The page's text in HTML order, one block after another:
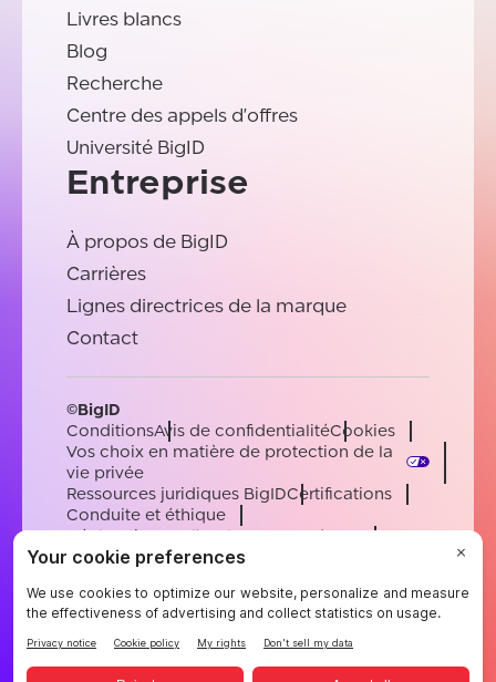
Livres blancs
Blog
Recherche
Centre des appels d'offres
Université BigID
Entreprise
À propos de BigID
Carrières
Lignes directrices de la marque
Contact
©BigID
ConditionsAvis de confidentialitéCookies
Vos choix en matière de protection de la
vie privée
Ressources juridiques BigIDCertifications
Conduite et éthique
Déclaration sur l'esclavage moderne
Sous-processeursSoutien
EnglishGermanFrenchSpanishPortuguese